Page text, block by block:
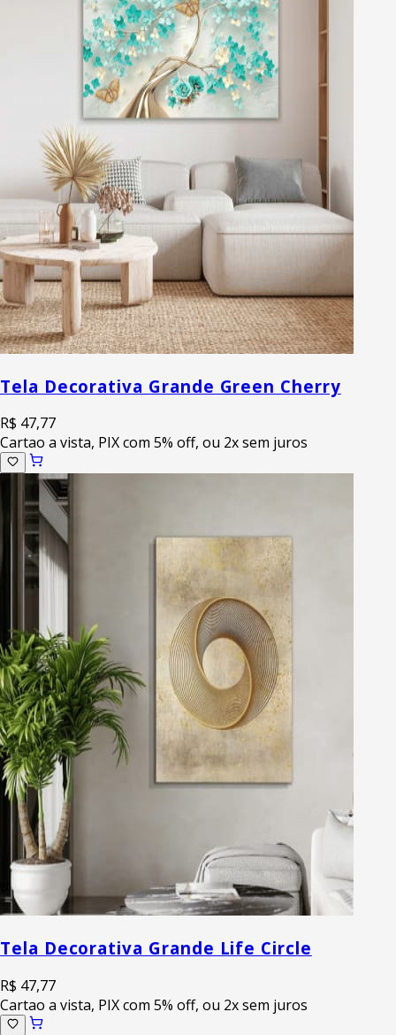
Tela Decorativa Grande Green Cherry
R$ 47,77
Cartao a vista, PIX com 5% off, ou 2x sem juros
Tela Decorativa Grande Life Circle
R$ 47,77
Cartao a vista, PIX com 5% off, ou 2x sem juros